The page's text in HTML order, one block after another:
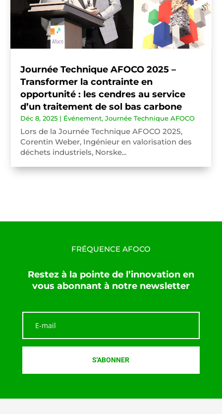
Journée Technique AFOCO 2025 –
Transformer la contrainte en
opportunité : les cendres au service
d’un traitement de sol bas carbone
Déc 8, 2025 | Événement,Journée Technique AFOCO
Lors de la Journée Technique AFOCO 2025,
Corentin Weber, Ingénieur en valorisation des
déchets industriels, Norske...
FRÉQUENCE AFOCO
Restez à la pointe de l’innovation en
vous abonnant à notre newsletter
S'ABONNER